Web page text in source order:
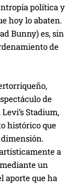
política y
hoy lo abaten.
Bunny) es, sin
de
de
Stadium,
histórico que
a
un
aporte que ha